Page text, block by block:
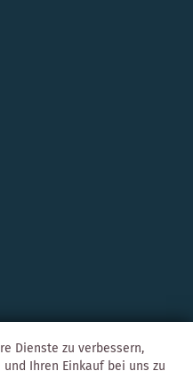
Dienste zu verbessern,
Ihren Einkauf bei uns zu